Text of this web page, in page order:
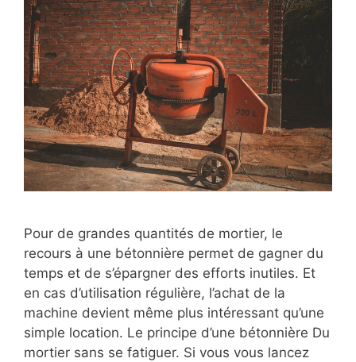
Pour de grandes quantités de mortier, le
recours à une bétonnière permet de gagner du
temps et de s’épargner des efforts inutiles. Et
en cas d’utilisation régulière, l’achat de la
machine devient même plus intéressant qu’une
simple location. Le principe d’une bétonnière Du
mortier sans se fatiguer. Si vous vous lancez